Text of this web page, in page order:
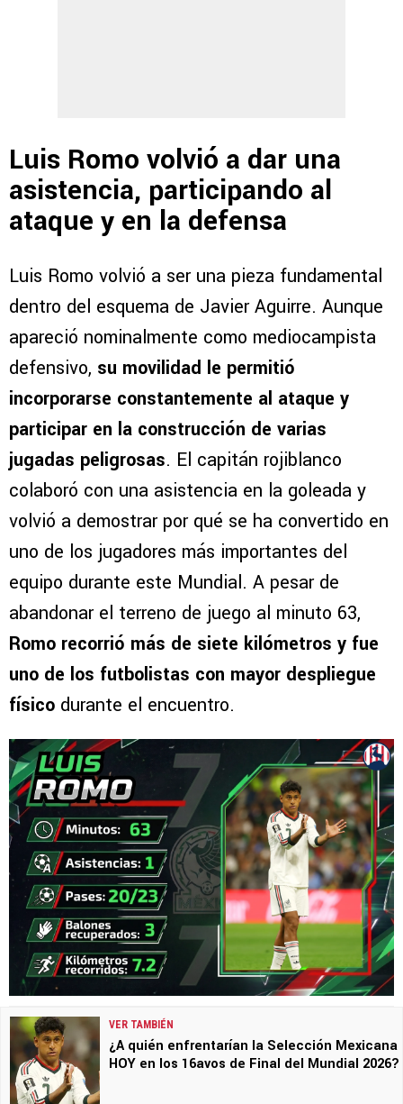
Luis Romo volvió a dar una
asistencia, participando al
ataque y en la defensa
Luis Romo volvió a ser una pieza fundamental
dentro del esquema de Javier Aguirre. Aunque
apareció nominalmente como mediocampista
defensivo, su movilidad le permitió
incorporarse constantemente al ataque y
participar en la construcción de varias
jugadas peligrosas. El capitán rojiblanco
colaboró con una asistencia en la goleada y
volvió a demostrar por qué se ha convertido en
uno de los jugadores más importantes del
equipo durante este Mundial. A pesar de
abandonar el terreno de juego al minuto 63,
Romo recorrió más de siete kilómetros y fue
uno de los futbolistas con mayor despliegue
físico durante el encuentro.
VER TAMBIÉN
¿A quién enfrentarían la Selección Mexicana
HOY en los 16avos de Final del Mundial 2026?